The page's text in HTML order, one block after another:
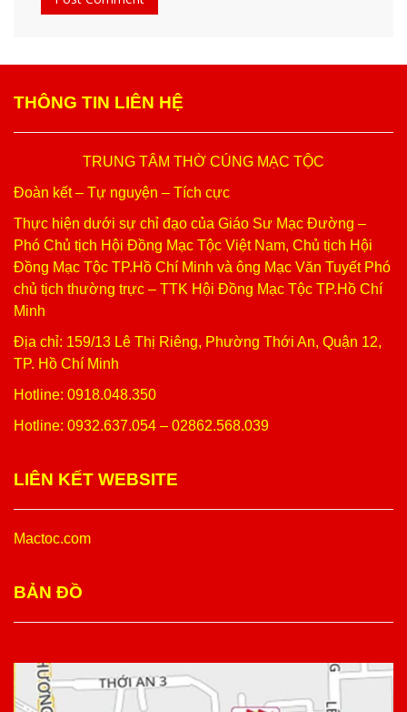
THÔNG TIN LIÊN HỆ
TRUNG TÂM THỜ CÚNG MẠC TỘC
Đoàn kết – Tự nguyện – Tích cực
Thực hiện dưới sự chỉ đạo của Giáo Sư Mạc Đường –
Phó Chủ tịch Hội Đồng Mạc Tộc Việt Nam, Chủ tịch Hội
Đồng Mạc Tộc TP.Hồ Chí Minh và ông Mạc Văn Tuyết Phó
chủ tịch thường trực – TTK Hội Đồng Mạc Tộc TP.Hồ Chí
Minh
Địa chỉ: 159/13 Lê Thị Riêng, Phường Thới An, Quận 12,
TP. Hồ Chí Minh
Hotline: 0918.048.350
Hotline: 0932.637.054 – 02862.568.039
LIÊN KẾT WEBSITE
Mactoc.com
BẢN ĐỒ